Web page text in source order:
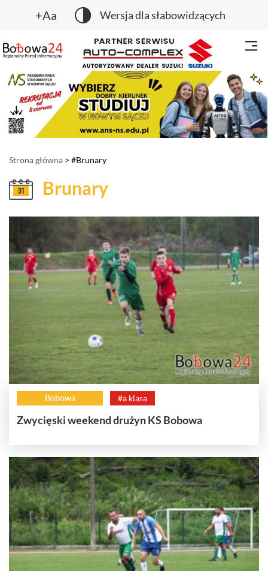
+Aa Wersja dla słabowidzących
Strona główna > #Brunary
Brunary
Bobowa #a klasa
Zwycięski weekend drużyn KS Bobowa